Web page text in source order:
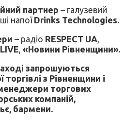
партнер – галузевий
напої Drinks Technologies.
– радіо RESPECT UA
LIVE «Новини Рівненщини».
запрошуються
з Рівненщини і
менеджери торгових
компаній,
бармени.